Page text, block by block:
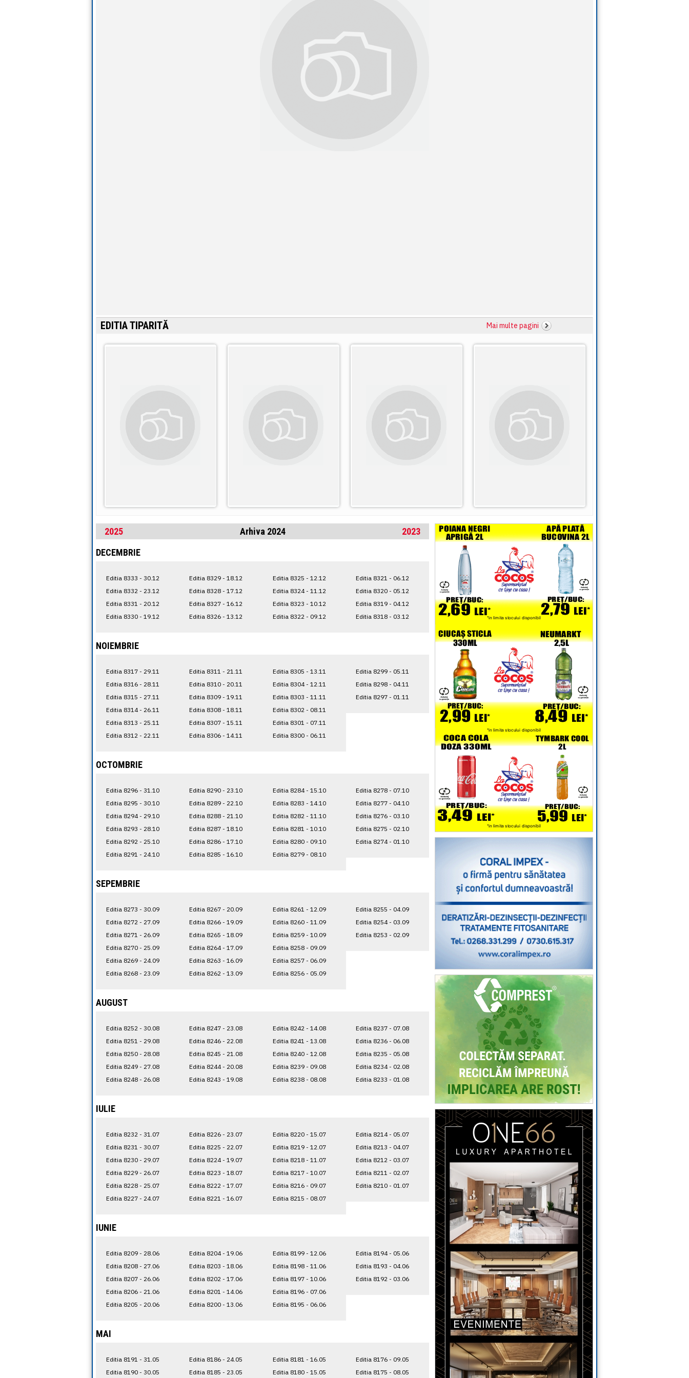
EDITIA TIPARITĂ Mai multe pagini
2025 2023
Arhiva 2024
DECEMBRIE
Editia 8333 - 30.12
Editia 8332 - 23.12
Editia 8331 - 20.12
Editia 8330 - 19.12
Editia 8329 - 18.12
Editia 8328 - 17.12
Editia 8327 - 16.12
Editia 8326 - 13.12
Editia 8325 - 12.12
Editia 8324 - 11.12
Editia 8323 - 10.12
Editia 8322 - 09.12
Editia 8321 - 06.12
Editia 8320 - 05.12
Editia 8319 - 04.12
Editia 8318 - 03.12
NOIEMBRIE
Editia 8317 - 29.11
Editia 8316 - 28.11
Editia 8315 - 27.11
Editia 8314 - 26.11
Editia 8313 - 25.11
Editia 8312 - 22.11
Editia 8311 - 21.11
Editia 8310 - 20.11
Editia 8309 - 19.11
Editia 8308 - 18.11
Editia 8307 - 15.11
Editia 8306 - 14.11
Editia 8305 - 13.11
Editia 8304 - 12.11
Editia 8303 - 11.11
Editia 8302 - 08.11
Editia 8301 - 07.11
Editia 8300 - 06.11
Editia 8299 - 05.11
Editia 8298 - 04.11
Editia 8297 - 01.11
OCTOMBRIE
Editia 8296 - 31.10
Editia 8295 - 30.10
Editia 8294 - 29.10
Editia 8293 - 28.10
Editia 8292 - 25.10
Editia 8291 - 24.10
Editia 8290 - 23.10
Editia 8289 - 22.10
Editia 8288 - 21.10
Editia 8287 - 18.10
Editia 8286 - 17.10
Editia 8285 - 16.10
Editia 8284 - 15.10
Editia 8283 - 14.10
Editia 8282 - 11.10
Editia 8281 - 10.10
Editia 8280 - 09.10
Editia 8279 - 08.10
Editia 8278 - 07.10
Editia 8277 - 04.10
Editia 8276 - 03.10
Editia 8275 - 02.10
Editia 8274 - 01.10
SEPEMBRIE
Editia 8273 - 30.09
Editia 8272 - 27.09
Editia 8271 - 26.09
Editia 8270 - 25.09
Editia 8269 - 24.09
Editia 8268 - 23.09
Editia 8267 - 20.09
Editia 8266 - 19.09
Editia 8265 - 18.09
Editia 8264 - 17.09
Editia 8263 - 16.09
Editia 8262 - 13.09
Editia 8261 - 12.09
Editia 8260 - 11.09
Editia 8259 - 10.09
Editia 8258 - 09.09
Editia 8257 - 06.09
Editia 8256 - 05.09
Editia 8255 - 04.09
Editia 8254 - 03.09
Editia 8253 - 02.09
AUGUST
Editia 8252 - 30.08
Editia 8251 - 29.08
Editia 8250 - 28.08
Editia 8249 - 27.08
Editia 8248 - 26.08
Editia 8247 - 23.08
Editia 8246 - 22.08
Editia 8245 - 21.08
Editia 8244 - 20.08
Editia 8243 - 19.08
Editia 8242 - 14.08
Editia 8241 - 13.08
Editia 8240 - 12.08
Editia 8239 - 09.08
Editia 8238 - 08.08
Editia 8237 - 07.08
Editia 8236 - 06.08
Editia 8235 - 05.08
Editia 8234 - 02.08
Editia 8233 - 01.08
IULIE
Editia 8232 - 31.07
Editia 8231 - 30.07
Editia 8230 - 29.07
Editia 8229 - 26.07
Editia 8228 - 25.07
Editia 8227 - 24.07
Editia 8226 - 23.07
Editia 8225 - 22.07
Editia 8224 - 19.07
Editia 8223 - 18.07
Editia 8222 - 17.07
Editia 8221 - 16.07
Editia 8220 - 15.07
Editia 8219 - 12.07
Editia 8218 - 11.07
Editia 8217 - 10.07
Editia 8216 - 09.07
Editia 8215 - 08.07
Editia 8214 - 05.07
Editia 8213 - 04.07
Editia 8212 - 03.07
Editia 8211 - 02.07
Editia 8210 - 01.07
IUNIE
Editia 8209 - 28.06
Editia 8208 - 27.06
Editia 8207 - 26.06
Editia 8206 - 21.06
Editia 8205 - 20.06
Editia 8204 - 19.06
Editia 8203 - 18.06
Editia 8202 - 17.06
Editia 8201 - 14.06
Editia 8200 - 13.06
Editia 8199 - 12.06
Editia 8198 - 11.06
Editia 8197 - 10.06
Editia 8196 - 07.06
Editia 8195 - 06.06
Editia 8194 - 05.06
Editia 8193 - 04.06
Editia 8192 - 03.06
MAI
Editia 8191 - 31.05
Editia 8190 - 30.05
Editia 8186 - 24.05
Editia 8185 - 23.05
Editia 8181 - 16.05
Editia 8180 - 15.05
Editia 8176 - 09.05
Editia 8175 - 08.05